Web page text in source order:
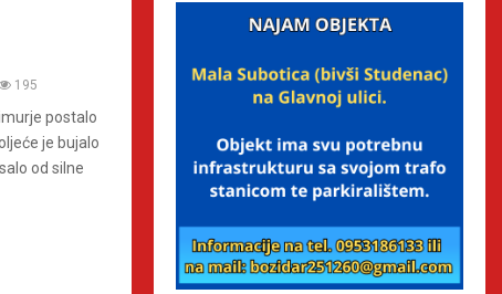
195
postalo
je bujalo
od silne